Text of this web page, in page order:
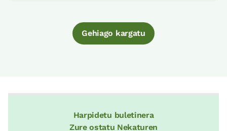
Gehiago kargatu
Harpidetu buletinera
Zure ostatu Nekaturen